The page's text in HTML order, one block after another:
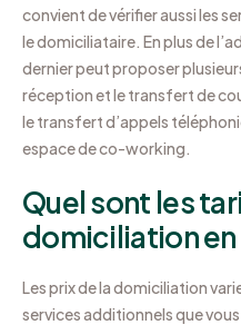
convient de vérifier aussi les
le domiciliataire. En plus de
dernier peut proposer
réception et le transfert de
le transfert d’appels
espace de co-working.
Quel sont les
domiciliation en
Les prix de la domiciliation
services additionnels que